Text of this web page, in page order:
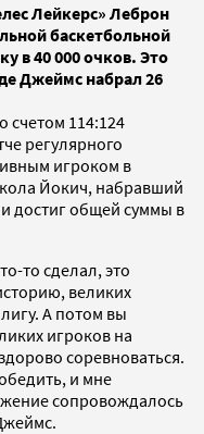
Лейкерс» Леброн
баскетбольной
в 40 000 очков. Это
Джеймс набрал 26
счетом 114:124
регулярного
игроком в
Йокич, набравший
достиг общей суммы в
то сделал, это
великих
А потом вы
игроков на
соревноваться.
и мне
сопровождалось